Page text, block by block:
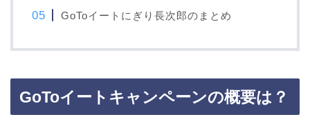
GoToイートにぎり長次郎のまとめ
GoToイートキャンペーンの概要は？